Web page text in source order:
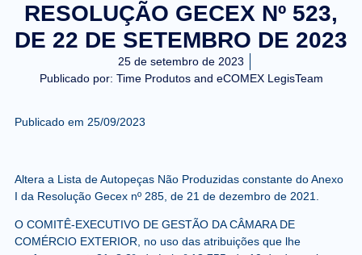
RESOLUÇÃO GECEX Nº 523,
DE 22 DE SETEMBRO DE 2023
25 de setembro de 2023
Publicado por: Time Produtos and eCOMEX LegisTeam
Publicado em 25/09/2023
Altera a Lista de Autopeças Não Produzidas constante do Anexo
I da Resolução Gecex nº 285, de 21 de dezembro de 2021.
O COMITÊ-EXECUTIVO DE GESTÃO DA CÂMARA DE
COMÉRCIO EXTERIOR, no uso das atribuições que lhe